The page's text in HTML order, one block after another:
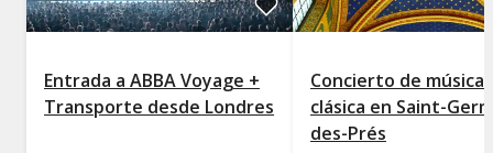
Entrada a ABBA Voyage +
Transporte desde Londres
Concierto de música
clásica en Saint-
des-Prés